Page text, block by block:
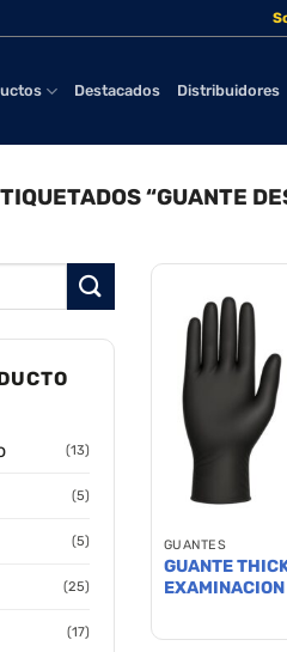
Destacados Distribuidores
“GUANTE
(13)
(5)
(5)
(25)
(17)
GUANTES
GUANTE